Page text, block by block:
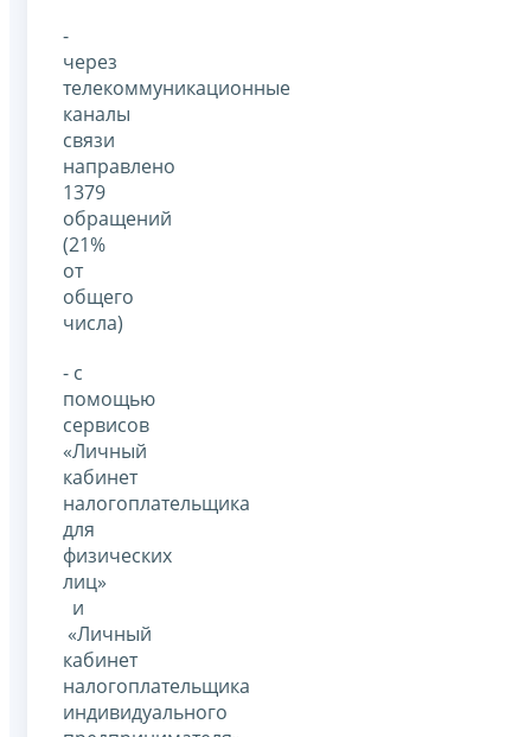
-
через
телекоммуникационные
каналы
связи
направлено
1379
обращений
(21%
от
общего
числа)
- с
помощью
сервисов
«Личный
кабинет
налогоплательщика
для
физических
лиц»
и
«Личный
кабинет
налогоплательщика
индивидуального